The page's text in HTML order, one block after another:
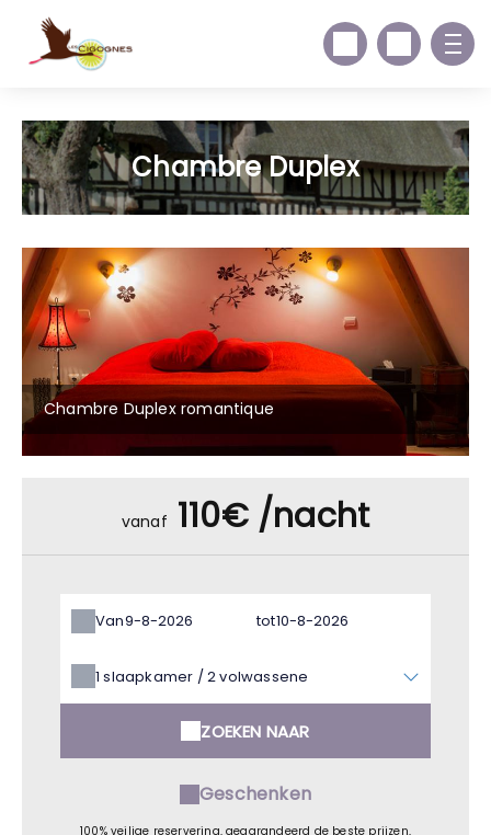
Chambre Duplex
Chambre Duplex romantique
vanaf 110€ /nacht
Van tot
1slaapkamer /2volwassene
ZOEKEN NAAR
Geschenken
100% veilige reservering, gegarandeerd de beste prijzen,